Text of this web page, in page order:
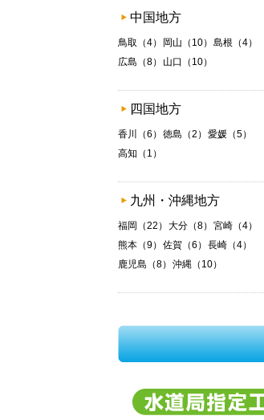
中国地方
鳥取（4） 岡山（10） 島根（4）
広島（8）
山口（10）
四国地方
香川（6） 徳島（2） 愛媛（5）
高知（1）
九州・沖縄地方
福岡（22） 大分（8） 宮崎（4）
熊本（9） 佐賀（6） 長崎（4）
鹿児島（8） 沖縄（10）